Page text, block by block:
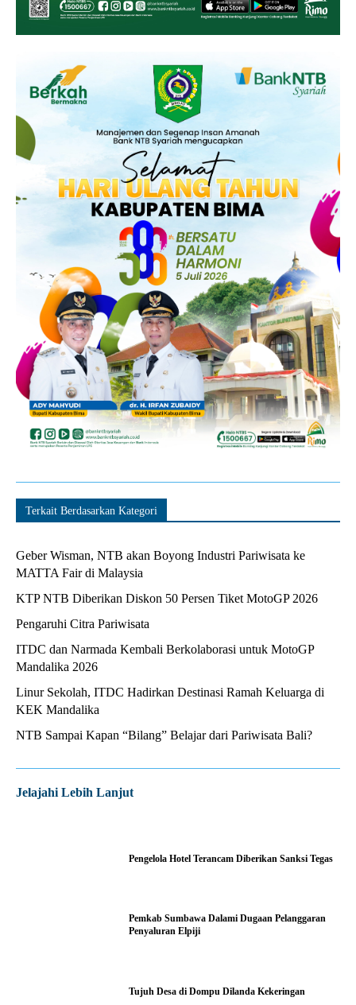
Terkait Berdasarkan Kategori
Geber Wisman, NTB akan Boyong Industri Pariwisata ke
MATTA Fair di Malaysia
KTP NTB Diberikan Diskon 50 Persen Tiket MotoGP 2026
Pengaruhi Citra Pariwisata
ITDC dan Narmada Kembali Berkolaborasi untuk MotoGP
Mandalika 2026
Linur Sekolah, ITDC Hadirkan Destinasi Ramah Keluarga di
KEK Mandalika
NTB Sampai Kapan “Bilang” Belajar dari Pariwisata Bali?
Jelajahi Lebih Lanjut
Pengelola Hotel Terancam Diberikan Sanksi Tegas
Pemkab Sumbawa Dalami Dugaan Pelanggaran
Penyaluran Elpiji
Tujuh Desa di Dompu Dilanda Kekeringan